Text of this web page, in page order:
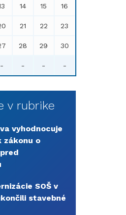
14 15 16
21 22 23
28 29 30
- - - -
v rubrike
vyhodnocuje
zákonu o
SOŠ v
stavebné